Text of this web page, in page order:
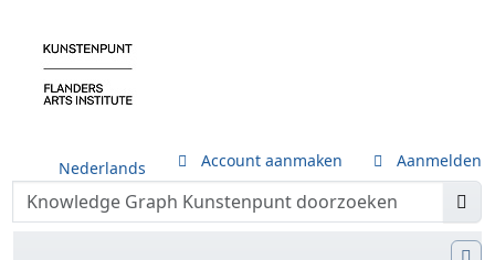
Nederlands Account aanmaken Aanmelden